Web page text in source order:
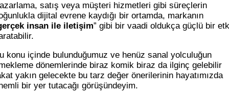
satış veya müşteri hizmetleri gibi süreçlerin
dijital evrene kaydığı bir ortamda, markanın
insan ile iletişim” gibi bir vaadi oldukça güçlü bir
konu içinde bulunduğumuz ve henüz sanal yolculuğun
dönemlerinde biraz komik biraz da ilginç gelebilir
yakın gelecekte bu tarz değer önerilerinin hayatımızda
bir yer tutacağı görüşündeyim.